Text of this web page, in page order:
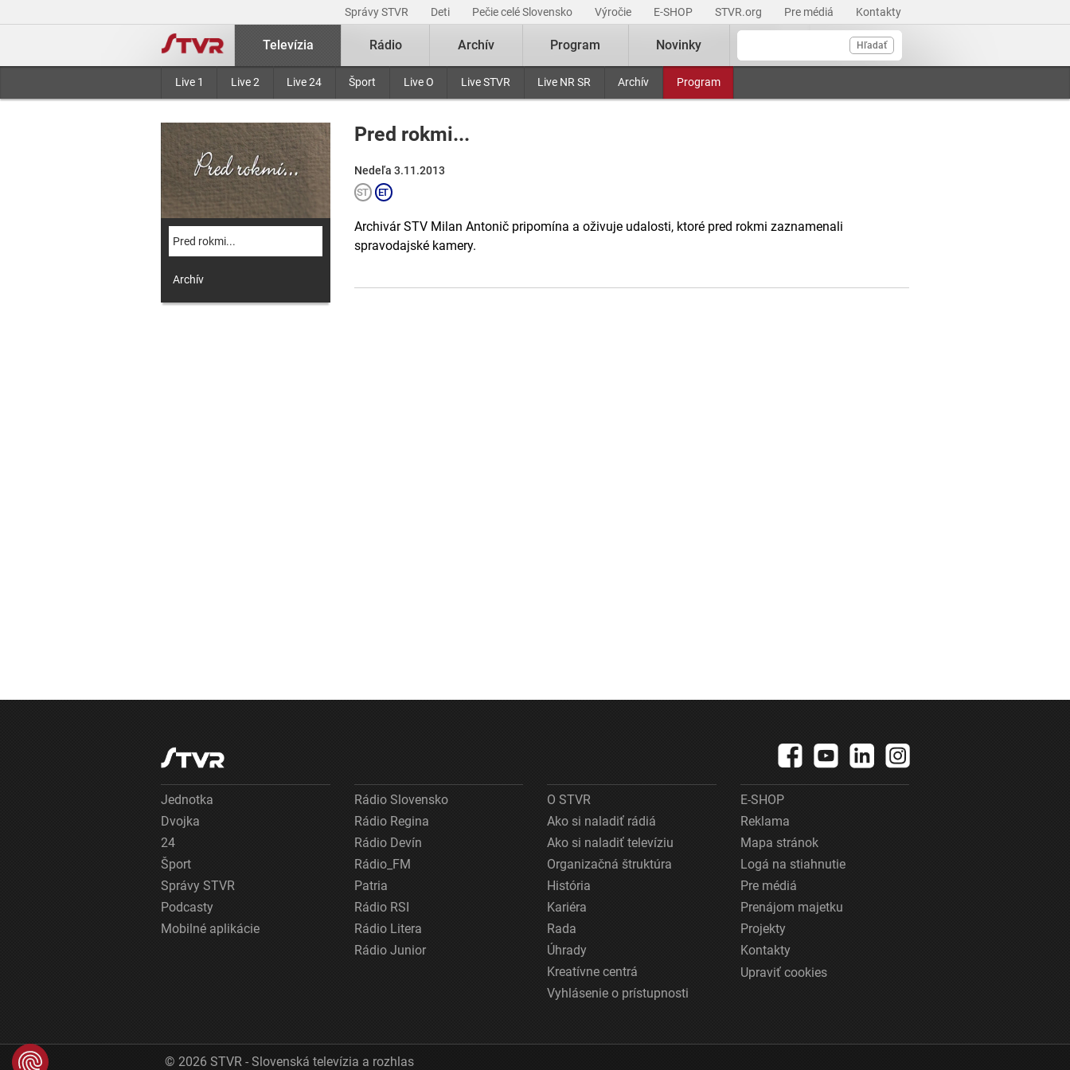
Správy STVR Deti Pečie celé Slovensko Výročie E-SHOP STVR.org Pre médiá Kontakty
Hľadať
Televízia
Live 1 Live 2 Live 24 Šport Live O Live STVR Live NR SR Archív Program
Rádio Archív Program Novinky
Pred rokmi...
Archív
Pred rokmi...
Nedeľa 3.11.2013
Archivár STV Milan Antonič pripomína a oživuje udalosti, ktoré pred rokmi zaznamenali
spravodajské kamery.
Jednotka
Dvojka
24
Šport
Správy STVR
Podcasty
Mobilné aplikácie
Rádio Slovensko
Rádio Regina
Rádio Devín
Rádio_FM
Patria
Rádio RSI
Rádio Litera
Rádio Junior
O STVR
Ako si naladiť rádiá
Ako si naladiť televíziu
Organizačná štruktúra
História
Kariéra
Rada
Úhrady
Kreatívne centrá
Vyhlásenie o prístupnosti
E-SHOP
Reklama
Mapa stránok
Logá na stiahnutie
Pre médiá
Prenájom majetku
Projekty
Kontakty
Upraviť cookies
© 2026 STVR - Slovenská televízia a rozhlas